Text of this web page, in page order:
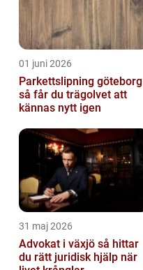
01 juni 2026
Parkettslipning göteborg
så får du trägolvet att
kännas nytt igen
31 maj 2026
Advokat i växjö så hittar
du rätt juridisk hjälp när